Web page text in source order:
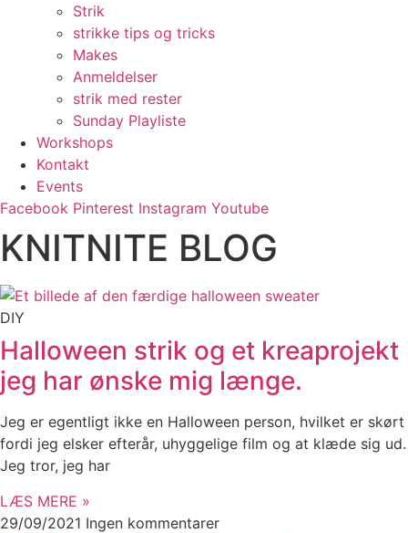
Strik
strikke tips og tricks
Makes
Anmeldelser
strik med rester
Sunday Playliste
Workshops
Kontakt
Events
Facebook Pinterest Instagram Youtube
KNITNITE BLOG
DIY
Halloween strik og et kreaprojekt
jeg har ønske mig længe.
Jeg er egentligt ikke en Halloween person, hvilket er skørt
fordi jeg elsker efterår, uhyggelige film og at klæde sig ud.
Jeg tror, jeg har
LÆS MERE »
29/09/2021 Ingen kommentarer